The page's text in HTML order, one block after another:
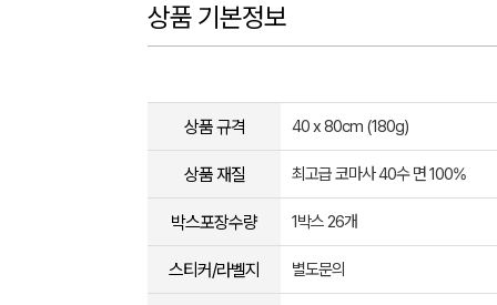
상품 기본정보
상품 규격 40 x 80cm (180g)
상품 재질 최고급 코마사 40수 면 100%
박스포장수량 1박스 26개
스티커/라벨지 별도문의